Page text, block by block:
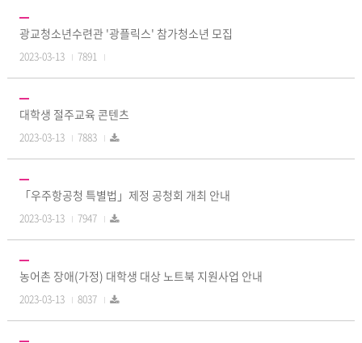
광교청소년수련관 '광플릭스' 참가청소년 모집
2023-03-13 7891
대학생 절주교육 콘텐츠
2023-03-13 7883
「우주항공청 특별법」제정 공청회 개최 안내
2023-03-13 7947
농어촌 장애(가정) 대학생 대상 노트북 지원사업 안내
2023-03-13 8037